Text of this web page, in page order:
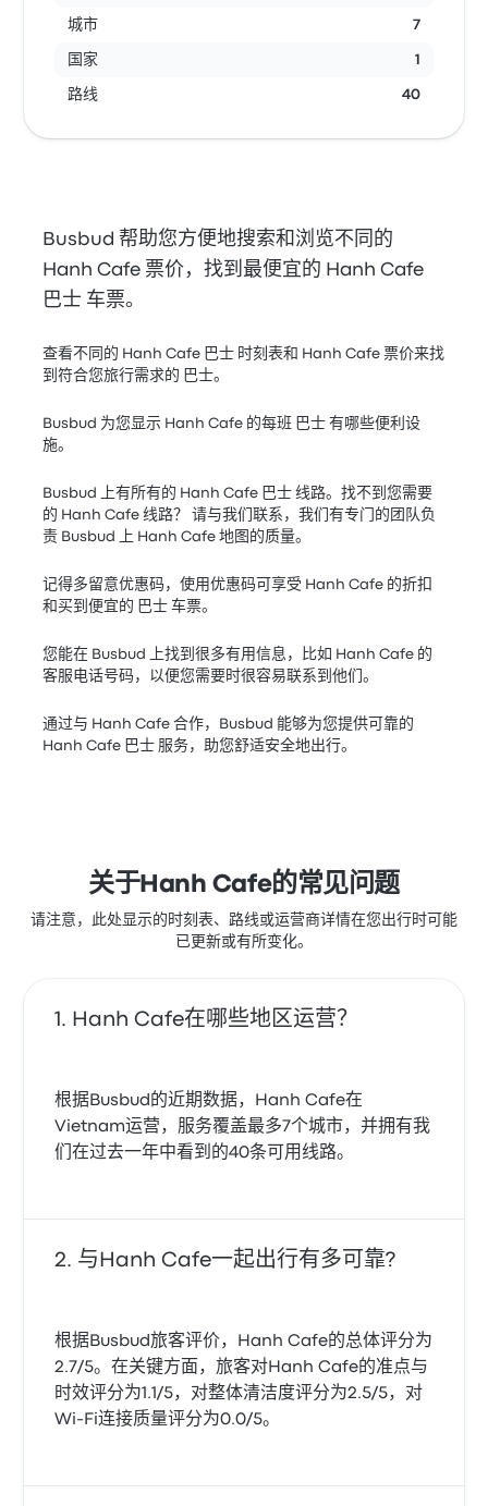
城市 7
国家 1
路线 40
Busbud 帮助您方便地搜索和浏览不同的
Hanh Cafe 票价，找到最便宜的 Hanh Cafe
巴士 车票。
查看不同的 Hanh Cafe 巴士 时刻表和 Hanh Cafe 票价来找
到符合您旅行需求的 巴士。
Busbud 为您显示 Hanh Cafe 的每班 巴士 有哪些便利设
施。
Busbud 上有所有的 Hanh Cafe 巴士 线路。找不到您需要
的 Hanh Cafe 线路？ 请与我们联系，我们有专门的团队负
责 Busbud 上 Hanh Cafe 地图的质量。
记得多留意优惠码，使用优惠码可享受 Hanh Cafe 的折扣
和买到便宜的 巴士 车票。
您能在 Busbud 上找到很多有用信息，比如 Hanh Cafe 的
客服电话号码，以便您需要时很容易联系到他们。
通过与 Hanh Cafe 合作，Busbud 能够为您提供可靠的
Hanh Cafe 巴士 服务，助您舒适安全地出行。
关于Hanh Cafe的常见问题
请注意，此处显示的时刻表、路线或运营商详情在您出行时可能
已更新或有所变化。
Hanh Cafe在哪些地区运营？
根据Busbud的近期数据，Hanh Cafe在
Vietnam运营，服务覆盖最多7个城市，并拥有我
们在过去一年中看到的40条可用线路。
与Hanh Cafe一起出行有多可靠?
根据Busbud旅客评价，Hanh Cafe的总体评分为
2.7/5。在关键方面，旅客对Hanh Cafe的准点与
时效评分为1.1/5，对整体清洁度评分为2.5/5，对
Wi‑Fi连接质量评分为0.0/5。